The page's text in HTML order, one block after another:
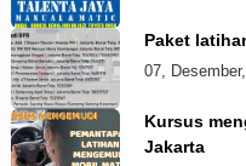
Paket
07,
Kursus
Jakarta